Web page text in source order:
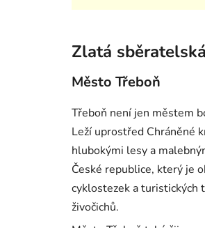
Zlatá
Město Třeboň
Třeboň není jen městem
Leží uprostřed Chráněné
hlubokými lesy a
České republice, který je
cyklostezek a turistických
živočichů.